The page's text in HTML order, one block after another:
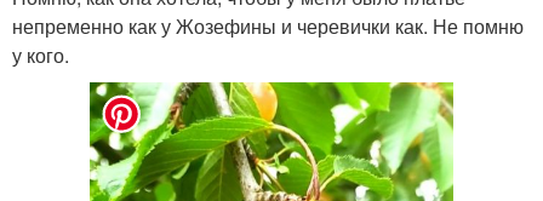
непременно как у Жозефины и черевички как. Не помню
у кого.